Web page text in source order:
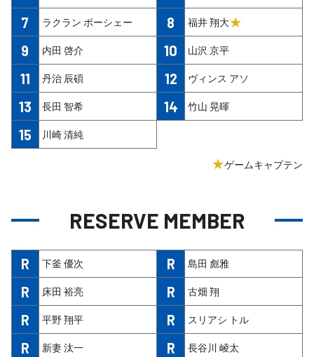
7 ラクラン ボーシェー 8 福井 翔大★
9 内田 啓介 10 山沢 京平
11 丹治 辰碩 12 ヴィンス アソ
13 長田 智希 14 竹山 晃暉
15 川崎 清純
★ゲームキャプテン
RESERVE MEMBER
R 下釜 優次 R 島田 彪雅
R 床田 裕亮 R 古畑 翔
R 平野 翔平 R スリアシ トル
R 新妻 汰一 R 長谷川 崚太